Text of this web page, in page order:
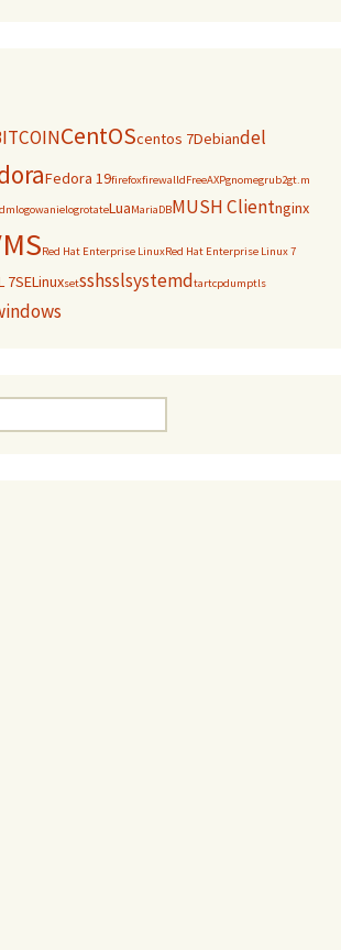
CentOScentos 7Debiandel
Fedora 19firefoxfirewalldFreeAXPgnomegrub2gt.m
logowanielogrotateLuaMariaDBMUSH Clientnginx
Red Hat Enterprise LinuxRed Hat Enterprise Linux 7
7SELinuxsetsshsslsystemdtartcpdumptls